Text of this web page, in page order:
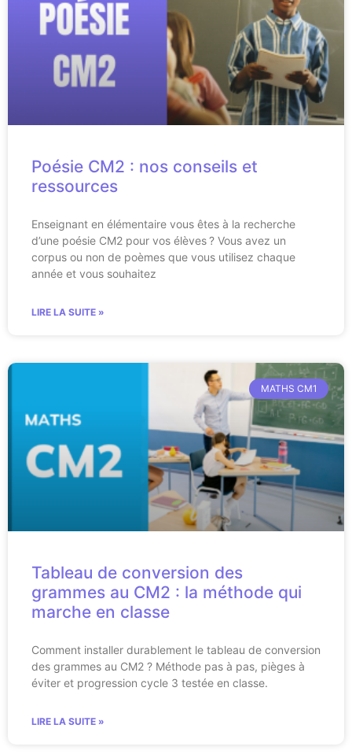
Poésie CM2 : nos conseils et
ressources
Enseignant en élémentaire vous êtes à la recherche
d’une poésie CM2 pour vos élèves ? Vous avez un
corpus ou non de poèmes que vous utilisez chaque
année et vous souhaitez
LIRE LA SUITE »
MATHS CM1
Tableau de conversion des
grammes au CM2 : la méthode qui
marche en classe
Comment installer durablement le tableau de conversion
des grammes au CM2 ? Méthode pas à pas, pièges à
éviter et progression cycle 3 testée en classe.
LIRE LA SUITE »